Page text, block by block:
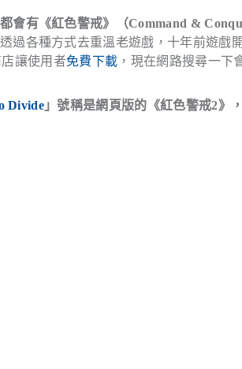
會有《紅色警戒》（Command &
過各種方式去重溫老遊戲，十年前遊戲
讓使用者免費下載 ，現在網路搜尋一下
Divide 」號稱是網頁版的《紅色警戒2》